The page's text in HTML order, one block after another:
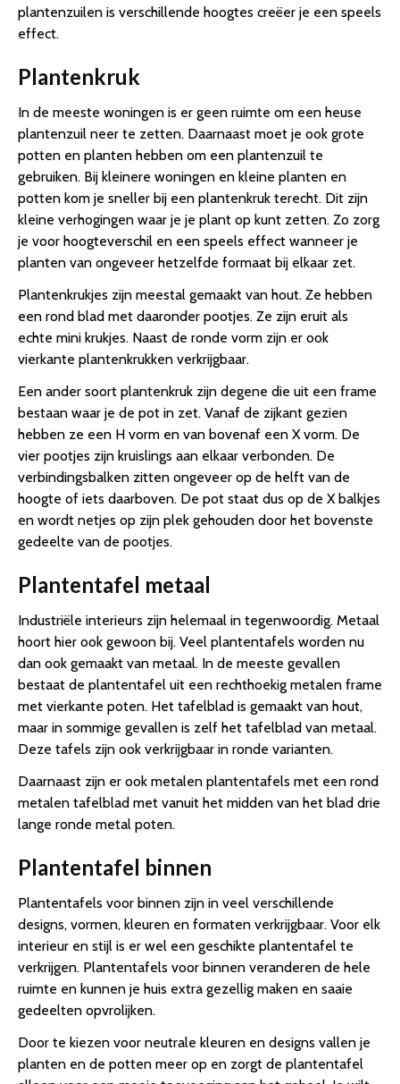
plantenzuilen is verschillende hoogtes creëer je een speels
effect.
Plantenkruk
In de meeste woningen is er geen ruimte om een heuse
plantenzuil neer te zetten. Daarnaast moet je ook grote
potten en planten hebben om een plantenzuil te
gebruiken. Bij kleinere woningen en kleine planten en
potten kom je sneller bij een plantenkruk terecht. Dit zijn
kleine verhogingen waar je je plant op kunt zetten. Zo zorg
je voor hoogteverschil en een speels effect wanneer je
planten van ongeveer hetzelfde formaat bij elkaar zet.
Plantenkrukjes zijn meestal gemaakt van hout. Ze hebben
een rond blad met daaronder pootjes. Ze zijn eruit als
echte mini krukjes. Naast de ronde vorm zijn er ook
vierkante plantenkrukken verkrijgbaar.
Een ander soort plantenkruk zijn degene die uit een frame
bestaan waar je de pot in zet. Vanaf de zijkant gezien
hebben ze een H vorm en van bovenaf een X vorm. De
vier pootjes zijn kruislings aan elkaar verbonden. De
verbindingsbalken zitten ongeveer op de helft van de
hoogte of iets daarboven. De pot staat dus op de X balkjes
en wordt netjes op zijn plek gehouden door het bovenste
gedeelte van de pootjes.
Plantentafel metaal
Industriële interieurs zijn helemaal in tegenwoordig. Metaal
hoort hier ook gewoon bij. Veel plantentafels worden nu
dan ook gemaakt van metaal. In de meeste gevallen
bestaat de plantentafel uit een rechthoekig metalen frame
met vierkante poten. Het tafelblad is gemaakt van hout,
maar in sommige gevallen is zelf het tafelblad van metaal.
Deze tafels zijn ook verkrijgbaar in ronde varianten.
Daarnaast zijn er ook metalen plantentafels met een rond
metalen tafelblad met vanuit het midden van het blad drie
lange ronde metal poten.
Plantentafel binnen
Plantentafels voor binnen zijn in veel verschillende
designs, vormen, kleuren en formaten verkrijgbaar. Voor elk
interieur en stijl is er wel een geschikte plantentafel te
verkrijgen. Plantentafels voor binnen veranderen de hele
ruimte en kunnen je huis extra gezellig maken en saaie
gedeelten opvrolijken.
Door te kiezen voor neutrale kleuren en designs vallen je
planten en de potten meer op en zorgt de plantentafel